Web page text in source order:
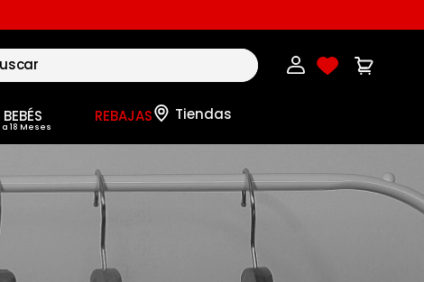
BEBÉS REBAJAS